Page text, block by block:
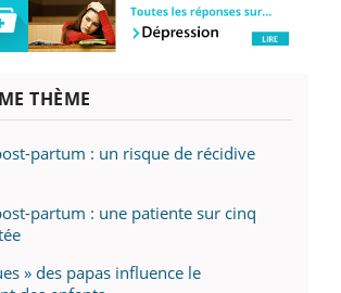
THÈME
partum : un risque de récidive
partum : une patiente sur cinq
» des papas influence le